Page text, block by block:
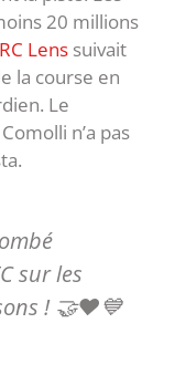
20 millions
RC Lens suivait
la course en
Le
n’a pas
sur les
! 🤝❤️💙